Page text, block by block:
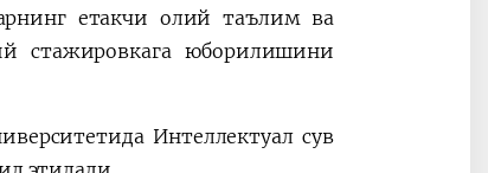
етакчи олий таълим ва
стажировкага юборилишини
Интеллектуал сув